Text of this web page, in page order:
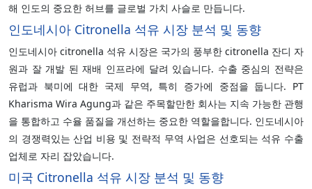
해 인도의 중요한 허브를 글로벌 가치 사슬로 만듭니다.
인도네시아 Citronella 석유 시장 분석 및 동향
인도네시아 citronella 석유 시장은 국가의 풍부한 citronella 잔디 자
원과 잘 개발 된 재배 인프라에 달려 있습니다. 수출 중심의 전략은
유럽과 북미에 대한 국제 무역, 특히 증가에 중점을 둡니다. PT
Kharisma Wira Agung과 같은 주목할만한 회사는 지속 가능한 관행
을 통합하고 수율 품질을 개선하는 중요한 역할을합니다. 인도네시아
의 경쟁력있는 산업 비용 및 전략적 무역 사업은 선호되는 석유 수출
업체로 자리 잡았습니다.
미국 Citronella 석유 시장 분석 및 동향